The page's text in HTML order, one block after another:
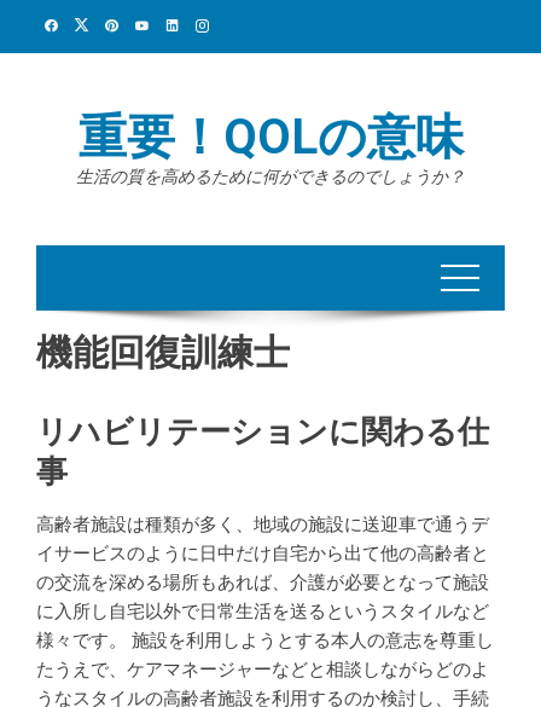
重要！QOLの意味
生活の質を高めるために何ができるのでしょうか？
機能回復訓練士
リハビリテーションに関わる仕
事
高齢者施設は種類が多く、地域の施設に送迎車で通うデ
イサービスのように日中だけ自宅から出て他の高齢者と
の交流を深める場所もあれば、介護が必要となって施設
に入所し自宅以外で日常生活を送るというスタイルなど
様々です。 施設を利用しようとする本人の意志を尊重し
たうえで、ケアマネージャーなどと相談しながらどのよ
うなスタイルの高齢者施設を利用するのか検討し、手続